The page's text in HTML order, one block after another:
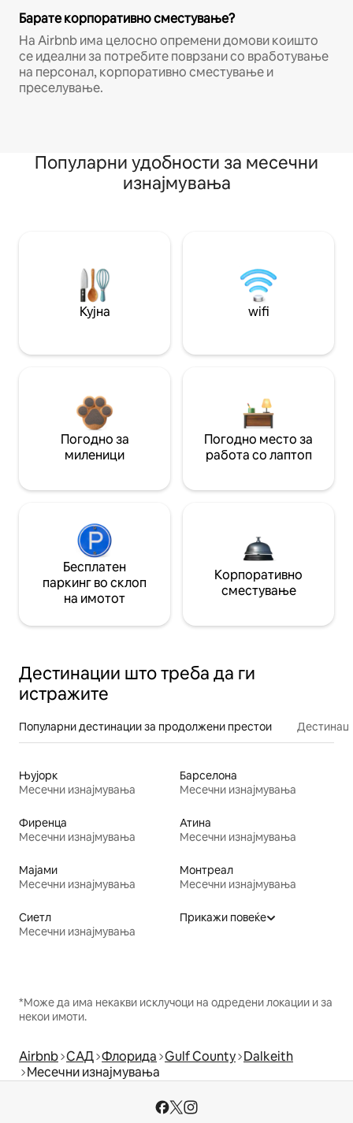
Барате корпоративно сместување?
На Airbnb има целосно опремени домови коишто
се идеални за потребите поврзани со вработување
на персонал, корпоративно сместување и
преселување.
Популарни удобности за месечни
изнајмувања
Кујна wifi
Погодно за
миленици
Погодно место за
работа со лаптоп
Бесплатен
паркинг во склоп
на имотот
Корпоративно
сместување
Дестинации што треба да ги
истражите
Популарни дестинации за продолжени престои
Њујорк
Месечни изнајмувања
Барселона
Месечни изнајмувања
Фиренца
Месечни изнајмувања
Атина
Месечни изнајмувања
Мајами
Месечни изнајмувања
Монтреал
Месечни изнајмувања
Сиетл
Месечни изнајмувања
Прикажи повеќе
*Може да има некакви исклучоци на одредени локации и за
некои имоти.
Airbnb САД Флорида Gulf County Dalkeith
Месечни изнајмувања